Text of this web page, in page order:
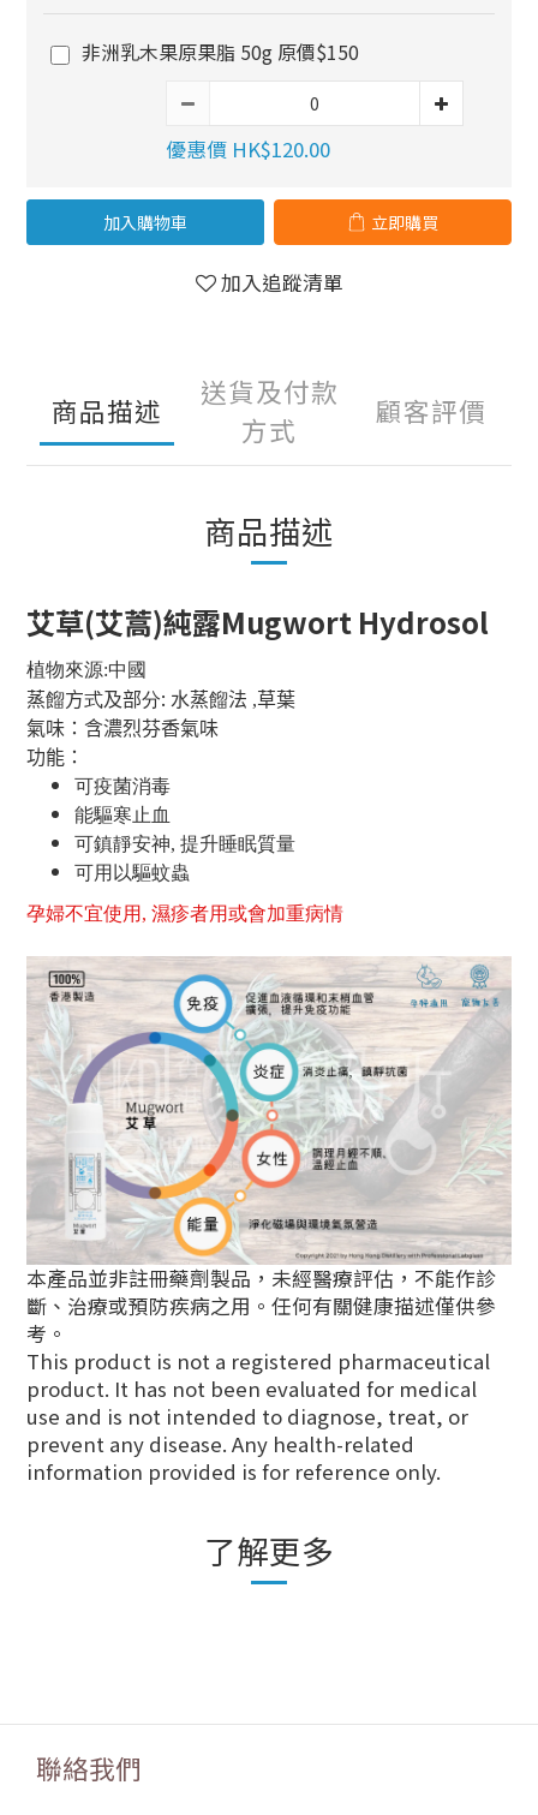
非洲乳木果原果脂 50g 原價$150
優惠價 HK$120.00
加入購物車 立即購買
加入追蹤清單
商品描述
送貨及付款
方式
顧客評價
商品描述
艾草(艾蒿)純露Mugwort Hydrosol
植物來源:中國
蒸餾方式及部分: 水蒸餾法 ,草葉
氣味：含濃烈芬香氣味
功能：
可疫菌消毒
能驅寒止血
可鎮靜安神, 提升睡眠質量
可用以驅蚊蟲
孕婦不宜使用, 濕疹者用或會加重病情
本產品並非註冊藥劑製品，未經醫療評估，不能作診
斷、治療或預防疾病之用。任何有關健康描述僅供參
考。
This product is not a registered pharmaceutical
product. It has not been evaluated for medical
use and is not intended to diagnose, treat, or
prevent any disease. Any health-related
information provided is for reference only.
了解更多
聯絡我們